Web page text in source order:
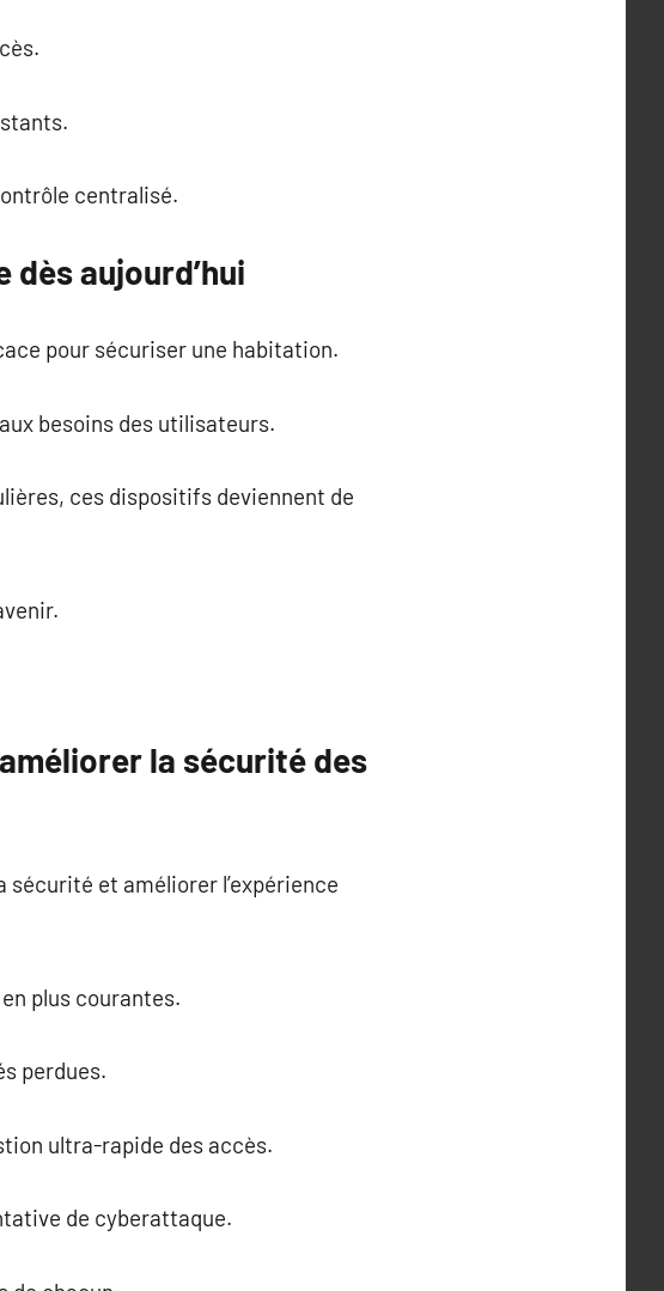
centralisé.
aujourd’hui
pour sécuriser une habitation.
besoins des utilisateurs.
ces dispositifs deviennent de
la sécurité des
et améliorer l’expérience
plus courantes.
perdues.
ultra-rapide des accès.
de cyberattaque.